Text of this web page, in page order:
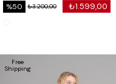
₺1.599,00
₺3.200,00
%50
Free
Shipping